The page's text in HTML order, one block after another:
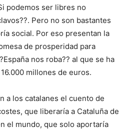
podemos ser libres no
Pero no son bastantes
social. Por eso presentan la
de prosperidad para
nos roba?? al que se ha
millones de euros.
a los catalanes el cuento de
que liberaría a Cataluña de
el mundo, que solo aportaría